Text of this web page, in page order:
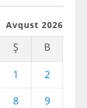
Avqust 2026
Ş B
1
2
8
9